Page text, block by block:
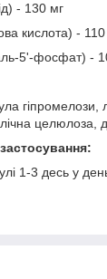
- 130 мг
кислота) -
5'-фосфат) -
гіпромелози,
целюлоза,
1-3 десь у